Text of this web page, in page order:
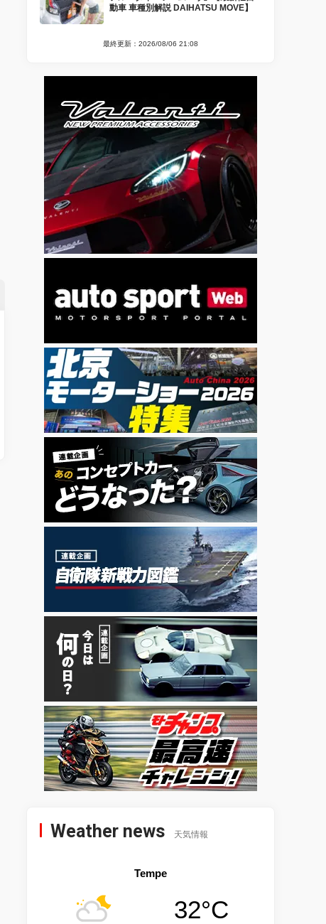
動車 車種別解説 DAIHATSU MOVE】
最終更新：2026/08/06 21:08
Weather news 天気情報
Tempe
32°C